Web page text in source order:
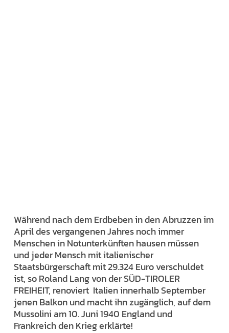
Während nach dem Erdbeben in den Abruzzen im
April des vergangenen Jahres noch immer
Menschen in Notunterkünften hausen müssen
und jeder Mensch mit italienischer
Staatsbürgerschaft mit 29.324 Euro verschuldet
ist, so Roland Lang von der SÜD-TIROLER
FREIHEIT, renoviert Italien innerhalb September
jenen Balkon und macht ihn zugänglich, auf dem
Mussolini am 10. Juni 1940 England und
Frankreich den Krieg erklärte!